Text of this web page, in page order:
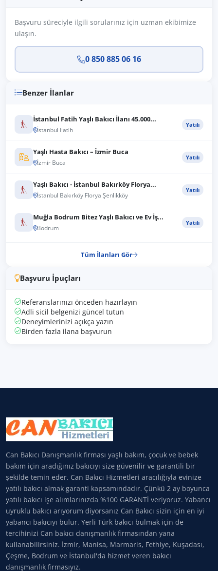
Başvuru süreciyle ilgili sorularınız için uzman ekibimize
ulaşın.
0 850 885 06 16
Benzer İlanlar
İstanbul Fatih Yaşlı Bakıcı İlanı 45.000...
İstanbul Fatih
Yatılı
Yaşlı Hasta Bakıcı – İzmir Buca
İzmir Buca
Yatılı
Yaşlı Bakıcı - İstanbul Bakırköy Florya...
İstanbul Bakırköy Florya Şenlikköy
Yatılı
Muğla Bodrum Bitez Yaşlı Bakıcı ve Ev İş...
Bodrum
Yatılı
Tüm İlanları Gör
Başvuru İpuçları
Referanslarınızı önceden hazırlayın
Adli sicil belgenizi güncel tutun
Deneyimlerinizi açıkça yazın
Birden fazla ilana başvurun
Can Bakıcı Danışmanlık firması yaşlı bakım, çocuk ve bebek
bakım için aradığınız bakıcıyı size güvenilir ve garantili bir
şekilde temin eder. Can Bakıcı Hizmetleri aracılığıyla evinize
yatılı bakıcı almak garanti kapsamındadır. Çünkü 2 ay boyunca
yatılı bakıcı işe alımlarınızda %100 GARANTİ veriyoruz. Yabancı
uyruklu bakıcı arıyorum diyorsanız Can Bakıcı sizin için en iyi
yabancı bakıcıyı bulur. Yerli Türk bakıcı bulmak için de
tercihinizi Can bakıcı danışmanlık firmasından yana
kullanabilirsiniz. İzmir, Manisa, Marmaris, Fethiye, Kuşadası,
Çeşme, Bodrum ve İstanbul'da hizmet veren bakıcı
danışmanlık firmasıyız.